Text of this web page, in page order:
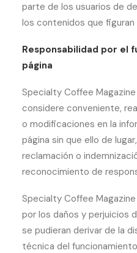
parte de los usuarios de
los contenidos que figuran
Responsabilidad por el
página
Specialty Coffee
considere conveniente,
o modificaciones en la
página sin que ello de
reclamación o
reconocimiento de
Specialty Coffee
por los daños y perjuicios
se pudieran derivar de la
técnica del